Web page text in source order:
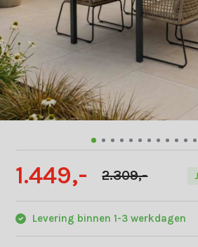
1.449,- 2.309,-
Levering binnen 1-3 werkdagen